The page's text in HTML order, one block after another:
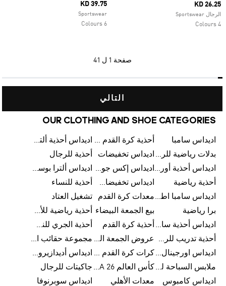
KD 26.25
الرجال Sportswear
4 Colours
KD 39.75
Sportswear
6 Colours
صفحة 1 ل 41
التالي
OUR CLOTHING AND SHOE CATEGORIES
اديداس سامبا أحذية كرة القدم للرجال
اديداس أحذية ألترا بوست للرجال
بدلات رياضية للرجال اديداس تخفيضات
أحذية للرجال
اديداس أحذية أورجينالز
اديداس إكس جود بيلينغهام
اديداس ألترا بوست
أحذية رياضية
اديداس تخفيضات للأطفال
أحذية للنساء
اديداس سامبا اطفالمعدات كرة القدم
تشغيل العتاد
برا رياضية
بيع الجمعة البيضاء
أحذية رياضية للأطفال
اديداس أحذية سامبا للنساء أحذية كرة القدم
أحذية الجري للنساء
أحذية تدريب للرجال
عروض الجمعة البيضاء للرجال
مجموعة حقائب الظهر
اديداس اورجينال ملابس
كرات كرة القدم للرجال
اديداس أديدازيرو معدات الجري
ملابس السباحة للرجال
كأس العالم FIFA 26™ جاكيتات للرجال
اديداس كامبوس
معدات الأهلي
اديداس سوبرنوفا